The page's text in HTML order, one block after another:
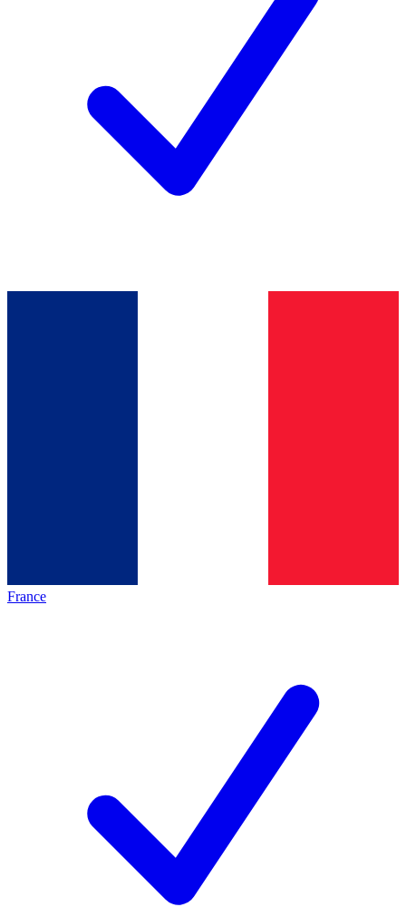
France